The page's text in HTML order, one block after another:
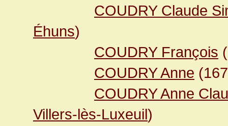
COUDRY Claude
Éhuns)
COUDRY François
COUDRY Anne
COUDRY Anne
Villers-lès-Luxeuil)